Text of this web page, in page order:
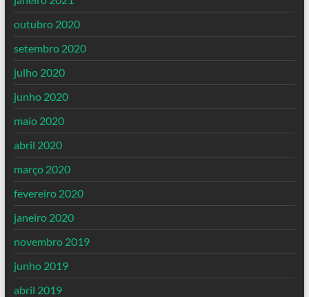
outubro 2020
setembro 2020
julho 2020
junho 2020
maio 2020
abril 2020
março 2020
fevereiro 2020
janeiro 2020
novembro 2019
junho 2019
abril 2019